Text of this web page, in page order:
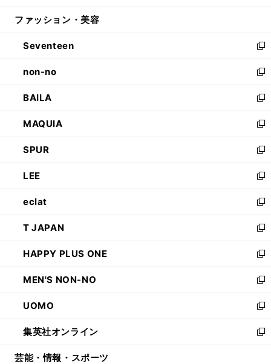
開
ウ
開
く
ン
ウ
で
開
く
ウ
ン
ド
ウ
で
開
く
ファッション・美容
Seventeen
新
し
い
ウ
ィ
ン
ド
ウ
で
開
く
non-no
新
し
い
ウ
ィ
ン
ド
ウ
で
開
く
BAILA
新
し
い
ウ
ィ
ン
ド
ウ
で
開
く
MAQUIA
新
し
い
ウ
ィ
ン
ド
ウ
で
開
く
SPUR
新
し
い
ウ
ィ
ン
ド
ウ
で
開
く
LEE
新
し
い
ウ
ィ
ン
ド
ウ
で
開
く
eclat
新
し
い
ウ
ィ
ン
ド
ウ
で
開
く
T JAPAN
新
し
い
ウ
ィ
ン
ド
ウ
で
開
HAPPY PLUS ONE
新
し
い
ウ
ィ
ン
ド
ウ
MEN'S NON-NO
新
し
い
ウ
ィ
ン
UOMO
新
し
い
ウ
集英社オンライン
新
し
芸能・情報・スポーツ